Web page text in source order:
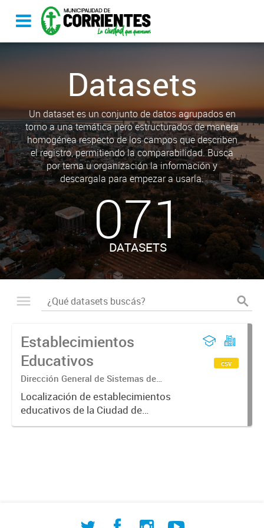
Datasets
Un dataset es un conjunto de datos agrupados en
torno a una temática pero estructurados de manera
homogénea respecto de los campos que describen
el registro, permitiendo la comparabilidad. Busca
por tema u organización la información y
descargala para empezar a usarla.
071
DATASETS
Establecimientos
Educativos
Dirección General de Sistemas de
Información Geográfica
Localización de establecimientos
educativos de la Ciudad de
Corrientes
csv